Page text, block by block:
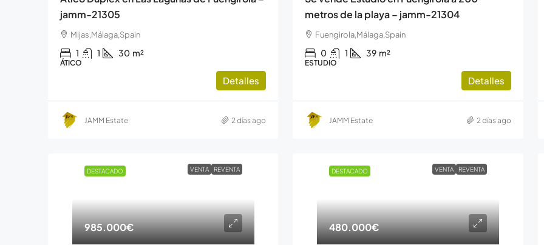
jamm-21305
Mijas,Málaga,Spain
1 1 30 m²
ÁTICO
Detalles
JAMM Estate 2 días ago
metros de la playa – jamm-21304
Fuengirola,Málaga,Spain
0 1 39 m²
ESTUDIO
Detalles
JAMM Estate 2 días ago
DESTACADO VENTA REVENTA
985.000€
DESTACADO VENTA REVENTA
480.000€